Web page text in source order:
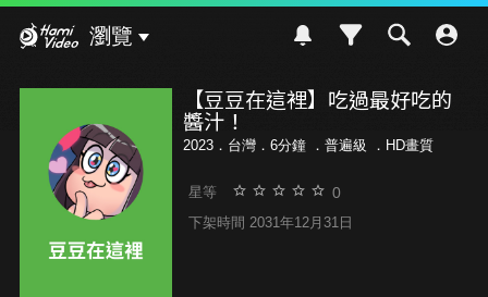
瀏覽
【豆豆在這裡】吃過最好吃的
醬汁！
2023．台灣．6分鐘 ． 普遍級 ．HD畫質
星等 0
下架時間 2031年12月31日